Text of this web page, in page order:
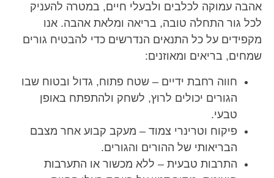
אהבה עמוקה לכלבים ולבעלי חיים, במטרה להעניק
לכל גור התחלה טובה, בריאה ומלאת אהבה. אנו
מקפידים על כל התנאים הנדרשים כדי להבטיח גורים
שמחים, בריאים ומאוזנים:
חווה רחבת ידיים – שטח פתוח, גדול ובטוח שבו
הגורים יכולים לרוץ, לשחק ולהתפתח באופן
טבעי.
פיקוח וטרינרי צמוד – מעקב קבוע אחר מצבם
הבריאותי של ההורים והגורים.
התרבות טבעית – ללא מכשור או התערבות